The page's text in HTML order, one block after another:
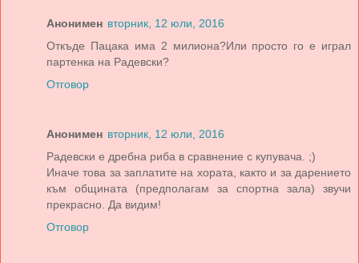
Анонимен вторник, 12 юли, 2016
Откъде Пацака има 2 милиона?Или просто го е играл
партенка на Радевски?
Отговор
Анонимен вторник, 12 юли, 2016
Радевски е дребна риба в сравнение с купувача. ;)
Иначе това за заплатите на хората, както и за дарението
към общината (предполагам за спортна зала) звучи
прекрасно. Да видим!
Отговор